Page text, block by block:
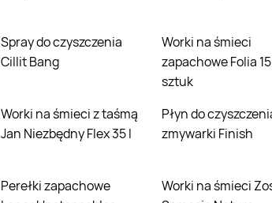
Spray do czyszczenia
Cillit Bang
Worki na śmieci
zapachowe Folia 15
sztuk
Worki na śmieci z taśmą
Jan Niezbędny Flex 35 l
Płyn do czyszczenia
zmywarki Finish
Perełki zapachowe
Worki na śmieci Zosia